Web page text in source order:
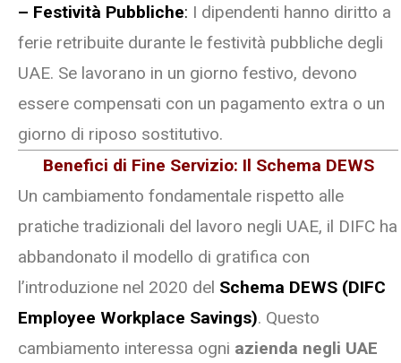
– Festività Pubbliche: I dipendenti hanno diritto a
ferie retribuite durante le festività pubbliche degli
UAE. Se lavorano in un giorno festivo, devono
essere compensati con un pagamento extra o un
giorno di riposo sostitutivo.
Benefici di Fine Servizio: Il Schema DEWS
Un cambiamento fondamentale rispetto alle
pratiche tradizionali del lavoro negli UAE, il DIFC ha
abbandonato il modello di gratifica con
l’introduzione nel 2020 del Schema DEWS (DIFC
Employee Workplace Savings). Questo
cambiamento interessa ogni azienda negli UAE